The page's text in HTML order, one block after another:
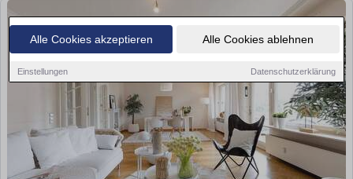
Alle Cookies akzeptieren Alle Cookies ablehnen
Einstellungen Datenschutzerklärung